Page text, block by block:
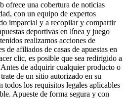
ofrece una cobertura de noticias
con un equipo de expertos
imparcial y a recopilar y compartir
deportivas en línea y juego
realizamos acciones de
de afiliados de casas de apuestas en
clic, es posible que sea redirigido a
de adquirir cualquier producto o
de un sitio autorizado en su
los requisitos legales aplicables
Apueste de forma segura y con